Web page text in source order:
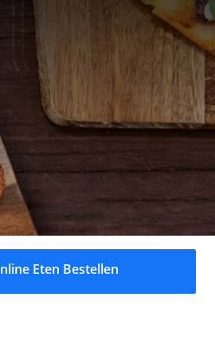
Online Eten Bestellen